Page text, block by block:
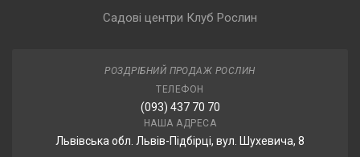
Садові центри Клуб Рослин
РОЗДРІБНИЙ ПРОДАЖ РОСЛИН
ТЕЛЕФОН
(093) 437 70 70
НАША АДРЕСА
Львівська обл. Львів-Підбірці, вул. Шухевича, 8